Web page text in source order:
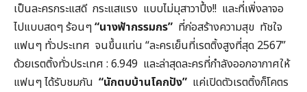
เป็นละครกระแสดี กระแสแรง แบบไม่มุสาวาปึ้ง!! และที่เพิ่งลาจอ
ไปแบบสดๆ ร้อนๆ“นางฟ้ากรรมกร” ที่ก่อสร้างความสุข ทัชใจ
แฟนๆ ทั่วประเทศ จนขึ้นแท่น “ละครเย็นที่เรตติ้งสูงที่สุด 2567”
ด้วยเรตติ้งทั่วประเทศ : 6.949 และล่าสุดละครที่กำลังออกอากาศให้
แฟนๆ ได้รับชมกัน “นักตบบ้านโคกปัง” แค่เปิดตัวเรตติ้งก็โคตร